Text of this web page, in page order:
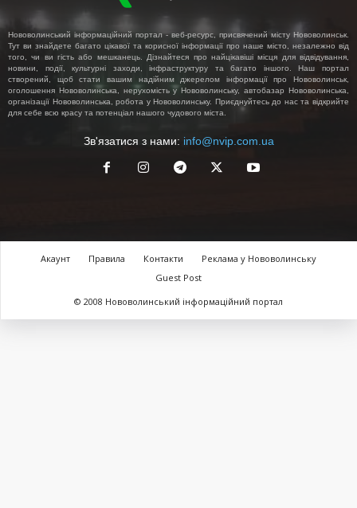
Нововолинський інформаційний портал - веб-ресурс, присвячений місту Нововолинськ.
Тут ви знайдете багато цікавої та корисної інформації про наше місто, незалежно від
того, чи ви гість або мешканець. Дізнайтеся про найцікавіші місця для відвідування,
новини, події, культурні заходи, інфраструктуру та багато іншого. Наш портал
створений, щоб стати вашим надійним джерелом інформації про Нововолинськ,
оголошення Нововолинська, нерухомість у Нововолинську, автобазар Нововолинська,
організації Нововолинська, робота у Нововолинську. Приєднуйтесь до нас та відкрийте
для себе всю красу та потенціал нашого чудового міста.
Зв'язатися з нами: info@nvip.com.ua
Акаунт Правила Контакти
Реклама у Нововолинську
Guest Post
© 2008 Нововолинський інформаційний портал